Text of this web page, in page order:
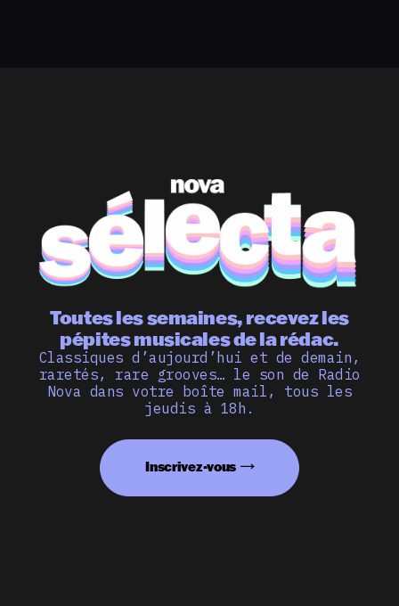
Toutes les semaines, recevez les
pépites musicales de la rédac.
Classiques d’aujourd’hui et de demain,
raretés, rare grooves… le son de Radio
Nova dans votre boîte mail, tous les
jeudis à 18h.
Inscrivez-vous